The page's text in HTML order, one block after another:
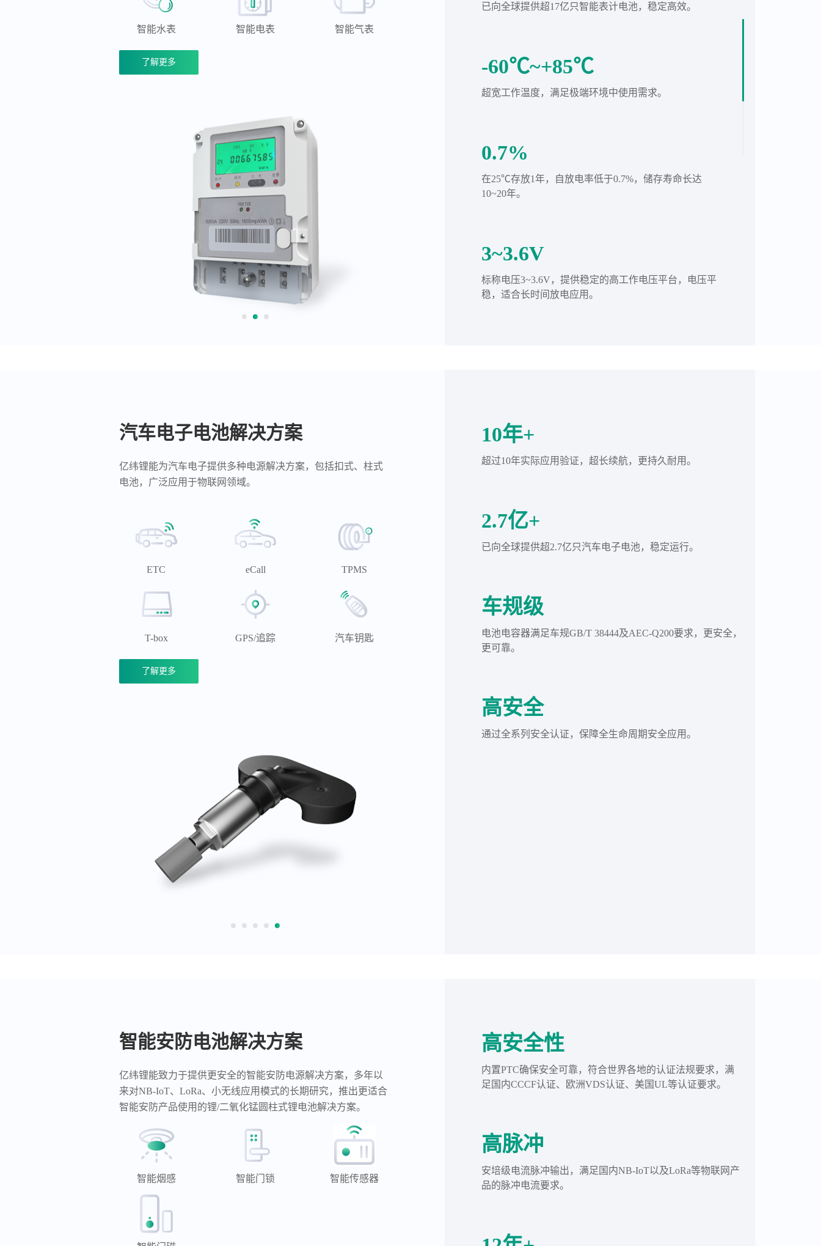
智能水表 智能电表 智能气表
了解更多
已向全球提供超17亿只智能表计电池，稳定高效。
-60℃~+85℃
超宽工作温度，满足极端环境中使用需求。
0.7%
在25℃存放1年，自放电率低于0.7%，储存寿命长达
10~20年。
3~3.6V
标称电压3~3.6V，提供稳定的高工作电压平台，电压平
稳，适合长时间放电应用。
汽车电子电池解决方案
亿纬锂能为汽车电子提供多种电源解决方案，包括扣式、柱式
电池，广泛应用于物联网领域。
ETC eCall TPMS
T-box GPS/追踪 汽车钥匙
了解更多
10年+
超过10年实际应用验证，超长续航，更持久耐用。
2.7亿+
已向全球提供超2.7亿只汽车电子电池，稳定运行。
车规级
电池电容器满足车规GB/T 38444及AEC-Q200要求，更安全，
更可靠。
高安全
通过全系列安全认证，保障全生命周期安全应用。
智能安防电池解决方案
亿纬锂能致力于提供更安全的智能安防电源解决方案，多年以
来对NB-IoT、LoRa、小无线应用模式的长期研究，推出更适合
智能安防产品使用的锂/二氧化锰圆柱式锂电池解决方案。
智能烟感 智能门锁 智能传感器
高安全性
内置PTC确保安全可靠，符合世界各地的认证法规要求，满
足国内CCCF认证、欧洲VDS认证、美国UL等认证要求。
高脉冲
安培级电流脉冲输出，满足国内NB-IoT以及LoRa等物联网产
品的脉冲电流要求。